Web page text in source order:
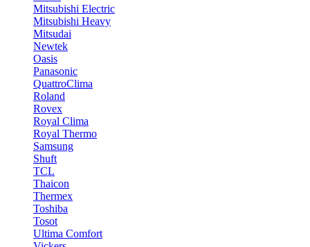
Mitsubishi Electric
Mitsubishi Heavy
Mitsudai
Newtek
Oasis
Panasonic
QuattroClima
Roland
Rovex
Royal Clima
Royal Thermo
Samsung
Shuft
TCL
Thaicon
Thermex
Toshiba
Tosot
Ultima Comfort